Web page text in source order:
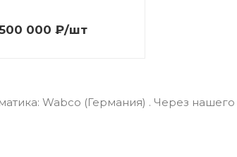
000 ₽/шт
Wabco (Германия) . Через нашего